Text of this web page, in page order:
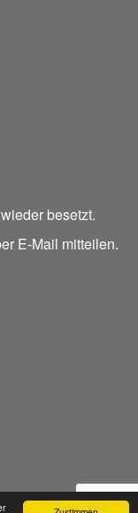
besetzt.
E-Mail mitteilen.